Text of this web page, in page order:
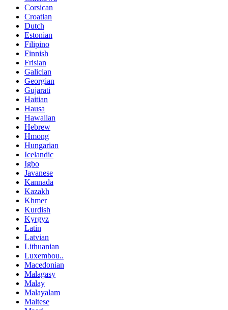
Corsican
Croatian
Dutch
Estonian
Filipino
Finnish
Frisian
Galician
Georgian
Gujarati
Haitian
Hausa
Hawaiian
Hebrew
Hmong
Hungarian
Icelandic
Igbo
Javanese
Kannada
Kazakh
Khmer
Kurdish
Kyrgyz
Latin
Latvian
Lithuanian
Luxembou..
Macedonian
Malagasy
Malay
Malayalam
Maltese